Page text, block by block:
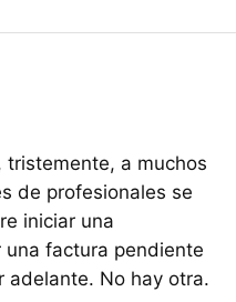
tristemente, a muchos
de profesionales se
iniciar una
una factura pendiente
adelante. No hay otra.